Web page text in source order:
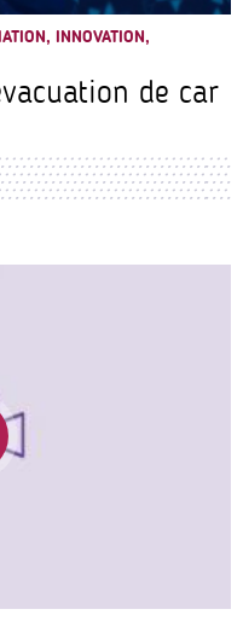
INNOVATION,
de car